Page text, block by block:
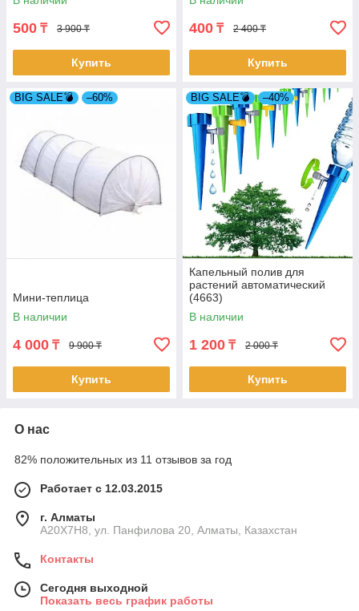
500 ₸ 3 900 ₸
Купить
400 ₸ 2 400 ₸
Купить
BIG SALE💣 –60%
Мини-теплица
В наличии
4 000 ₸ 9 900 ₸
Купить
BIG SALE💣 –40%
Капельный полив для
растений автоматический
(4663)
В наличии
1 200 ₸ 2 000 ₸
Купить
О нас
82% положительных из 11 отзывов за год
Работает с 12.03.2015
г. Алматы
A20X7H8, ул. Панфилова 20, Алматы, Казахстан
Контакты
Сегодня выходной
Показать весь график работы